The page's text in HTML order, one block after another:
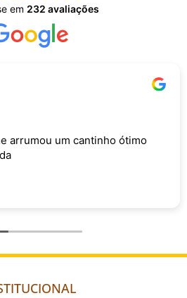
em 232 avaliações
arrumou um cantinho ótimo